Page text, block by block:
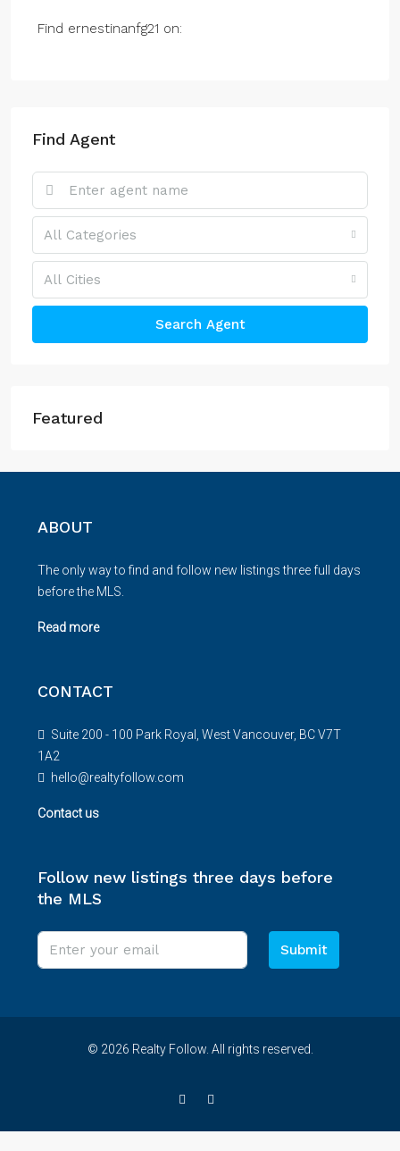
Find ernestinanfg21 on:
Find Agent
All Categories
All Cities
Search Agent
Featured
ABOUT
The only way to find and follow new listings three full days
before the MLS.
Read more
CONTACT
Suite 200 - 100 Park Royal, West Vancouver, BC V7T
1A2
hello@realtyfollow.com
Contact us
Follow new listings three days before
the MLS
Submit
© 2026 Realty Follow. All rights reserved.